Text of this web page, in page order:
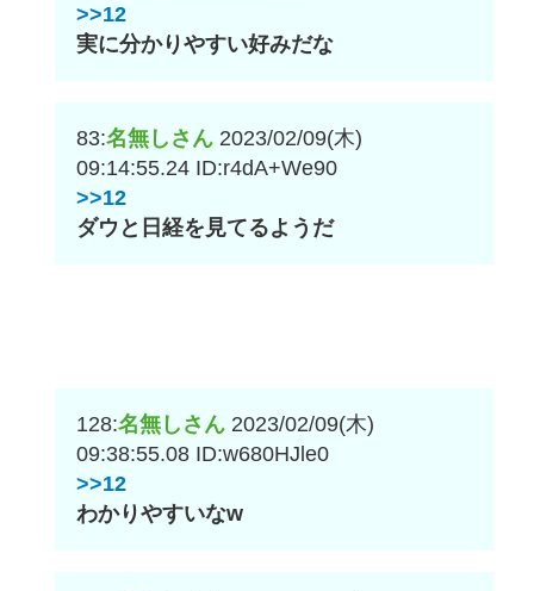
>>12
実に分かりやすい好みだな
83:名無しさん 2023/02/09(木)
09:14:55.24 ID:r4dA+We90
>>12
ダウと日経を見てるようだ
128:名無しさん 2023/02/09(木)
09:38:55.08 ID:w680HJle0
>>12
わかりやすいなw